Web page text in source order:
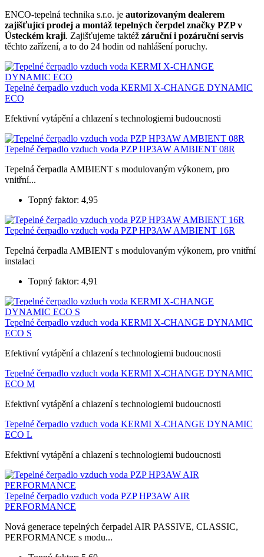
ENCO-tepelná technika s.r.o. je autorizovaným dealerem
zajišťující prodej a montáž tepelných čerpdel značky PZP v
Ústeckém kraji. Zajišťujeme taktéž záruční i pozáruční servis
těchto zařízení, a to do 24 hodin od nahlášení poruchy.
Tepelné čerpadlo vzduch voda KERMI X-CHANGE DYNAMIC
ECO
Efektivní vytápění a chlazení s technologiemi budoucnosti
Tepelné čerpadlo vzduch voda PZP HP3AW AMBIENT 08R
Tepelná čerpadla AMBIENT s modulovaným výkonem, pro
vnitřní...
Topný faktor: 4,95
Tepelné čerpadlo vzduch voda PZP HP3AW AMBIENT 16R
Tepelná čerpadla AMBIENT s modulovaným výkonem, pro vnitřní
instalaci
Topný faktor: 4,91
Tepelné čerpadlo vzduch voda KERMI X-CHANGE DYNAMIC
ECO S
Efektivní vytápění a chlazení s technologiemi budoucnosti
Tepelné čerpadlo vzduch voda KERMI X-CHANGE DYNAMIC
ECO M
Efektivní vytápění a chlazení s technologiemi budoucnosti
Tepelné čerpadlo vzduch voda KERMI X-CHANGE DYNAMIC
ECO L
Efektivní vytápění a chlazení s technologiemi budoucnosti
Tepelné čerpadlo vzduch voda PZP HP3AW AIR
PERFORMANCE
Nová generace tepelných čerpadel AIR PASSIVE, CLASSIC,
PERFORMANCE s modu...